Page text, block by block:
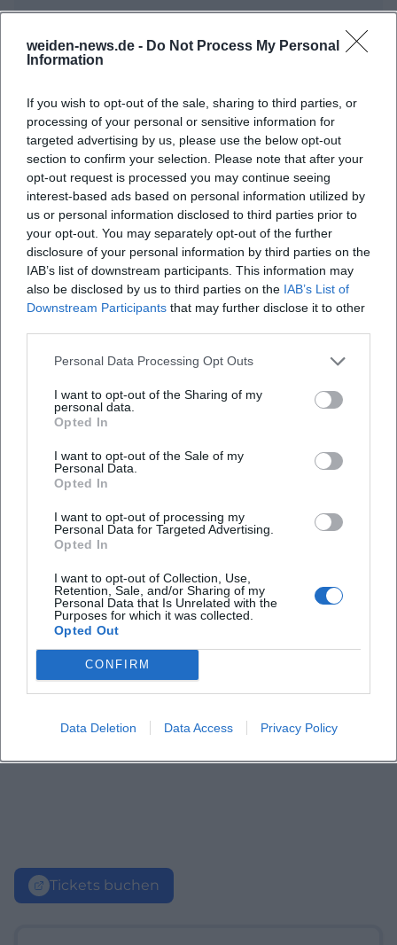
weiden-news.de - Do Not Process My Personal
Information
If you wish to opt-out of the sale, sharing to third parties, or
processing of your personal or sensitive information for
targeted advertising by us, please use the below opt-out
section to confirm your selection. Please note that after your
opt-out request is processed you may continue seeing
interest-based ads based on personal information utilized by
us or personal information disclosed to third parties prior to
your opt-out. You may separately opt-out of the further
disclosure of your personal information by third parties on the
IAB’s list of downstream participants. This information may
also be disclosed by us to third parties on the IAB’s List of
Downstream Participants that may further disclose it to other
Personal Data Processing Opt Outs
I want to opt-out of the Sharing of my
personal data.
Opted In
I want to opt-out of the Sale of my
Personal Data.
Opted In
I want to opt-out of processing my
Personal Data for Targeted Advertising.
Opted In
I want to opt-out of Collection, Use,
Retention, Sale, and/or Sharing of my
Personal Data that Is Unrelated with the
Purposes for which it was collected.
Opted Out
CONFIRM
Data Deletion Data Access Privacy Policy
Häufig gestellte Fragen
Wann beginnt die Veranstaltung?
Wo ist der Max-Reger-Park?
Was kann ich bei der Sommerserenade 2026
erwarten?
Ist der Eintritt kostenlos?
Gibt es eine Wetteralternative?
Tickets buchen